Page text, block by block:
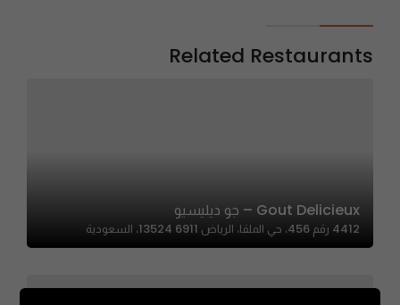
Related Restaurants
Gout Delicieux – جو ديليسيو
4412 رقم 456، حي الملقا، الرياض 13524 6911، السعودية